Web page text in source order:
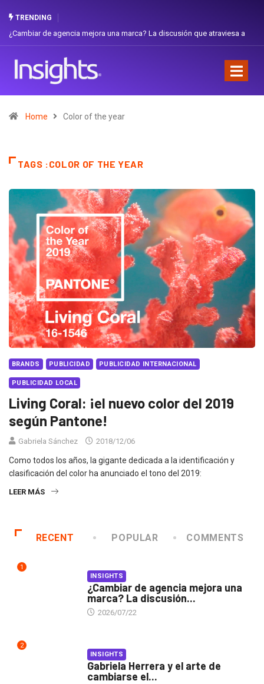
TRENDING
¿Cambiar de agencia mejora una marca? La discusión que atraviesa a
Home Color of the year
TAGS :COLOR OF THE YEAR
BRANDS PUBLICIDAD PUBLICIDAD INTERNACIONAL
PUBLICIDAD LOCAL
Living Coral: ¡el nuevo color del 2019
según Pantone!
Gabriela Sánchez 2018/12/06
Como todos los años, la gigante dedicada a la identificación y
clasificación del color ha anunciado el tono del 2019:
LEER MÁS
RECENT POPULAR COMMENTS
1
INSIGHTS
¿Cambiar de agencia mejora una
marca? La discusión...
2026/07/22
2
INSIGHTS
Gabriela Herrera y el arte de
cambiarse el...